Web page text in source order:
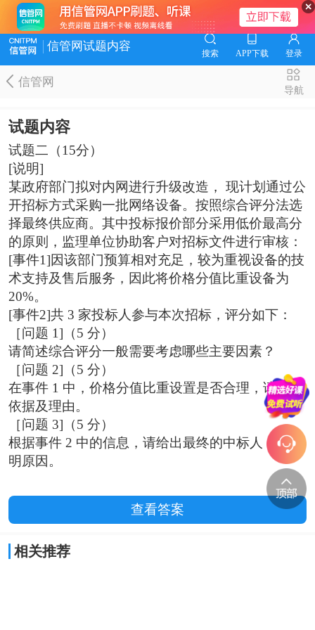
信管网试题内容
搜索 APP下载 登录
信管网
导航
试题内容
试题二（15分）
[说明]
某政府部门拟对内网进行升级改造， 现计划通过公
开招标方式采购一批网络设备。按照综合评分法选
择最终供应商。其中投标报价部分采用低价最高分
的原则，监理单位协助客户对招标文件进行审核：
[事件1]因该部门预算相对充足，较为重视设备的技
术支持及售后服务，因此将价格分值比重设备为
20%。
[事件2]共 3 家投标人参与本次招标，评分如下：
［问题 1]（5 分）
请简述综合评分一般需要考虑哪些主要因素？
［问题 2]（5 分）
在事件 1 中，价格分值比重设置是否合理，请给出
依据及理由。
［问题 3]（5 分）
根据事件 2 中的信息，请给出最终的中标人，并说
明原因。
查看答案
相关推荐